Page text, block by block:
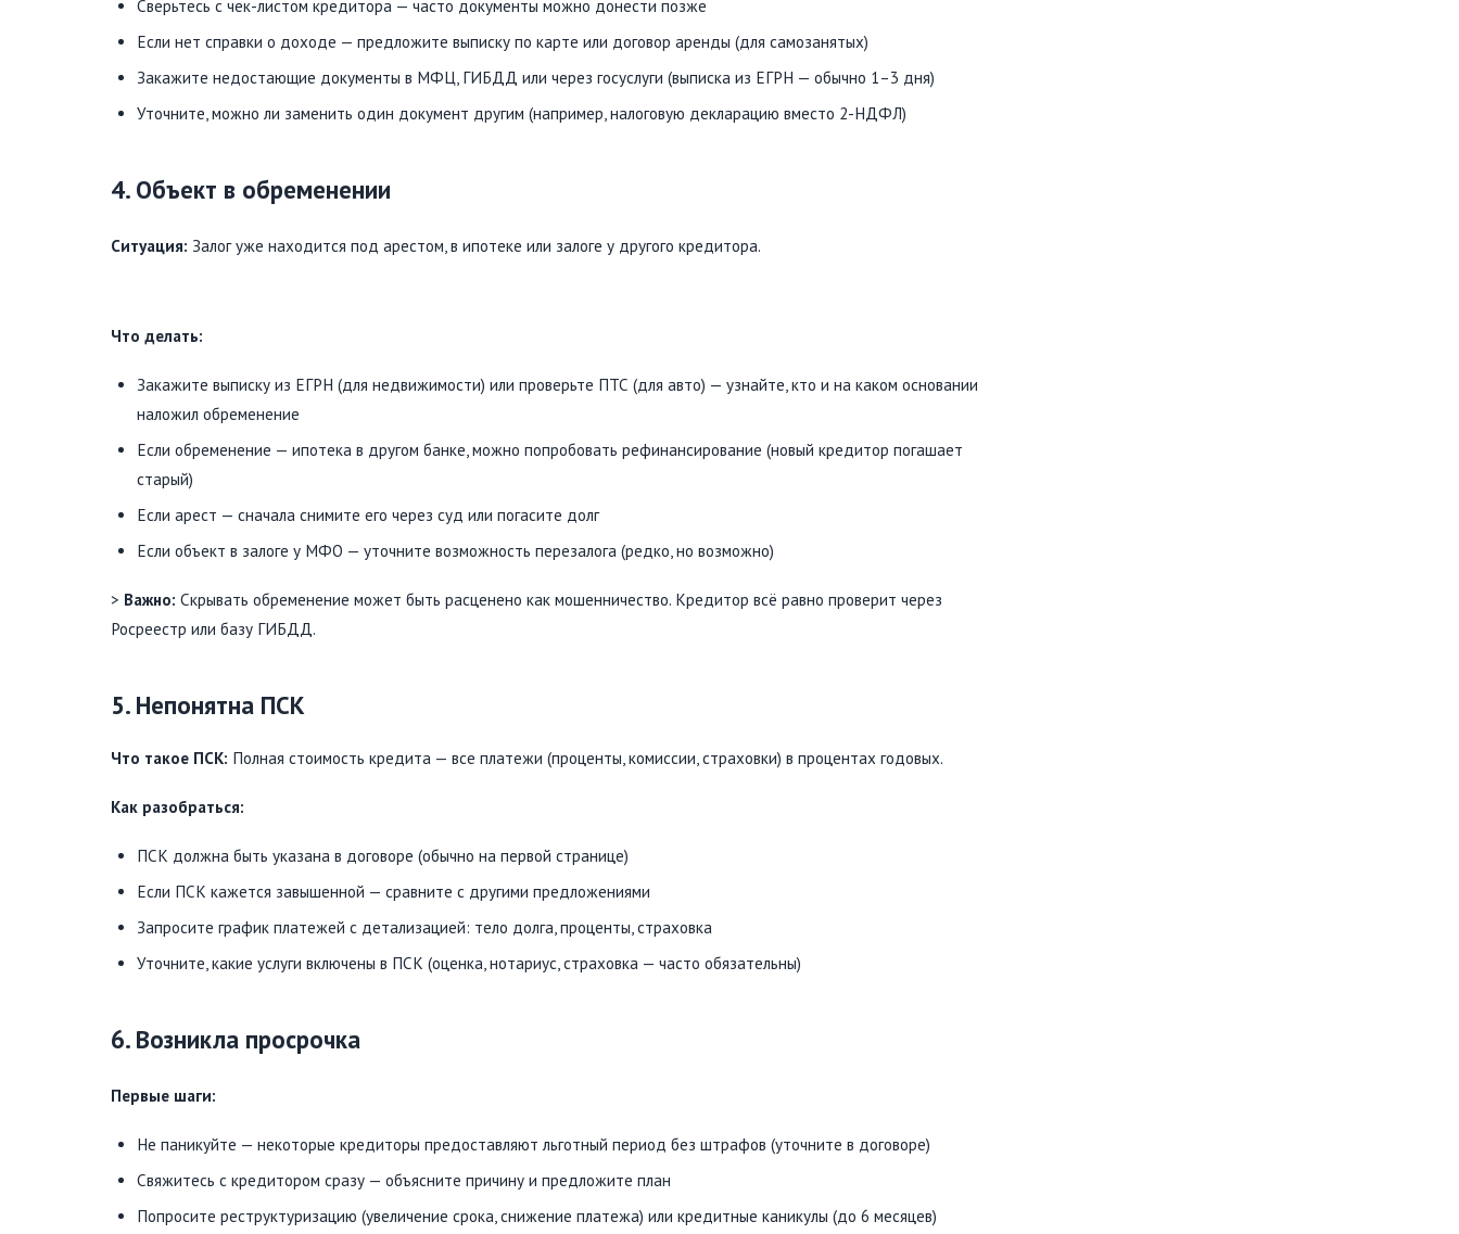
Сверьтесь с чек-листом кредитора — часто документы можно донести позже
Если нет справки о доходе — предложите выписку по карте или договор аренды (для самозанятых)
Закажите недостающие документы в МФЦ, ГИБДД или через госуслуги (выписка из ЕГРН — обычно 1–3 дня)
Уточните, можно ли заменить один документ другим (например, налоговую декларацию вместо 2-НДФЛ)
4. Объект в обременении
Ситуация: Залог уже находится под арестом, в ипотеке или залоге у другого кредитора.
Что делать:
Закажите выписку из ЕГРН (для недвижимости) или проверьте ПТС (для авто) — узнайте, кто и на каком основании
наложил обременение
Если обременение — ипотека в другом банке, можно попробовать рефинансирование (новый кредитор погашает
старый)
Если арест — сначала снимите его через суд или погасите долг
Если объект в залоге у МФО — уточните возможность перезалога (редко, но возможно)
> Важно: Скрывать обременение может быть расценено как мошенничество. Кредитор всё равно проверит через
Росреестр или базу ГИБДД.
5. Непонятна ПСК
Что такое ПСК: Полная стоимость кредита — все платежи (проценты, комиссии, страховки) в процентах годовых.
Как разобраться:
ПСК должна быть указана в договоре (обычно на первой странице)
Если ПСК кажется завышенной — сравните с другими предложениями
Запросите график платежей с детализацией: тело долга, проценты, страховка
Уточните, какие услуги включены в ПСК (оценка, нотариус, страховка — часто обязательны)
6. Возникла просрочка
Первые шаги:
Не паникуйте — некоторые кредиторы предоставляют льготный период без штрафов (уточните в договоре)
Свяжитесь с кредитором сразу — объясните причину и предложите план
Попросите реструктуризацию (увеличение срока, снижение платежа) или кредитные каникулы (до 6 месяцев)